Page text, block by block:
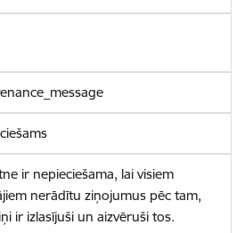
ir nepieciešama, lai visiem
nerādītu ziņojumus pēc tam,
ir izlasījuši un aizvēruši tos.